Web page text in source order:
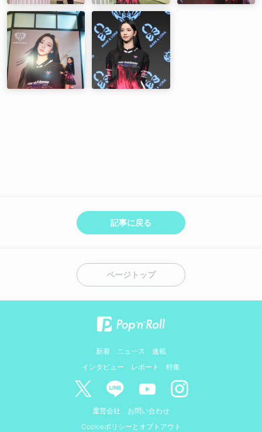
記事に戻る
ページトップ
新着 ニュース
連載
インタビュー
レポート 特集
運営会社
お問い合わせ
Cookieポリシーとオプトアウト